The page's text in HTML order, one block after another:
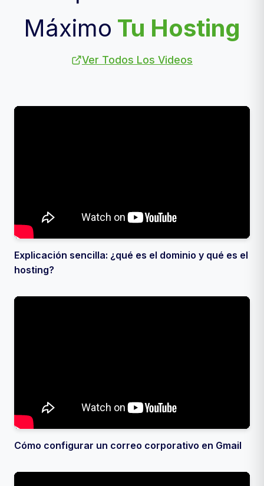
Máximo Tu Hosting
Ver Todos Los Videos
Explicación sencilla: ¿qué es el dominio y qué es el
hosting?
Cómo configurar un correo corporativo en Gmail